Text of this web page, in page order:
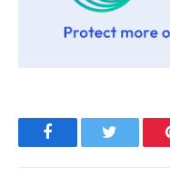
FacebookTwitter